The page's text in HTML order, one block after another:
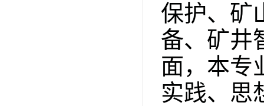
保护、矿
备、矿井
面， 本专
实践、思